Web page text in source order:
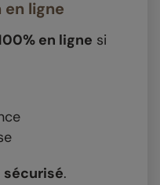
ligne
en ligne si
sécurisé.